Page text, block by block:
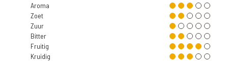
Aroma
Zoet
Zuur
Bitter
Fruitig
Kruidig